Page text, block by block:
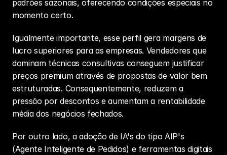
padrões sazonais, oferecendo condições especiais no
momento certo.
Igualmente importante, esse perfil gera margens de
lucro superiores para as empresas. Vendedores que
dominam técnicas consultivas conseguem justificar
preços premium através de propostas de valor bem
estruturadas. Consequentemente, reduzem a
pressão por descontos e aumentam a rentabilidade
média dos negócios fechados.
Por outro lado, a adoção de IA's do tipo AIP's
(Agente Inteligente de Pedidos) e ferramentas digitais